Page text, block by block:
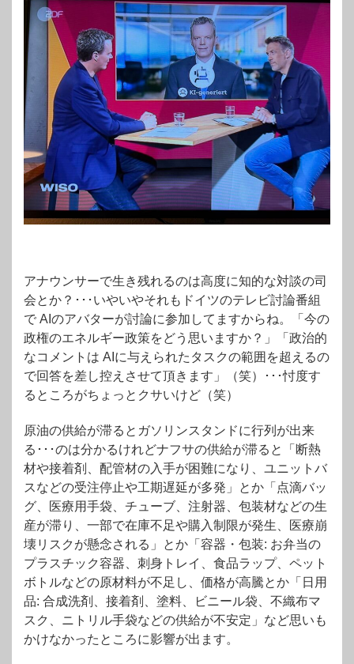
アナウンサーで生き残れるのは高度に知的な対談の司
会とか？･･･いやいやそれもドイツのテレビ討論番組
で AIのアバターが討論に参加してますからね。「今の
政権のエネルギー政策をどう思いますか？」「政治的
なコメントは AIに与えられたタスクの範囲を超えるの
で回答を差し控えさせて頂きます」（笑）･･･忖度す
るところがちょっとクサいけど（笑）
原油の供給が滞るとガソリンスタンドに行列が出来
る･･･のは分かるけれどナフサの供給が滞ると「断熱
材や接着剤、配管材の入手が困難になり、ユニットバ
スなどの受注停止や工期遅延が多発」とか「点滴バッ
グ、医療用手袋、チューブ、注射器、包装材などの生
産が滞り、一部で在庫不足や購入制限が発生、医療崩
壊リスクが懸念される」とか「容器・包装: お弁当の
プラスチック容器、刺身トレイ、食品ラップ、ペット
ボトルなどの原材料が不足し、価格が高騰とか「日 用
品: 合成洗剤、接着剤、塗料、ビニール袋、不織布マ
スク、ニトリル手袋などの供給が不安定」など思いも
かけなかったところに影響が出ます。